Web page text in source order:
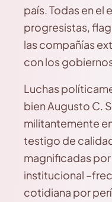
país. Todas en el
progresistas,
las compañías
con los
Luchas
bien Augusto C.
militantemente
testigo de
magnificadas
institucional
cotidiana por